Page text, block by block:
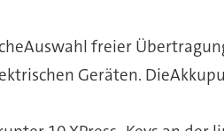
freier
Geräten.